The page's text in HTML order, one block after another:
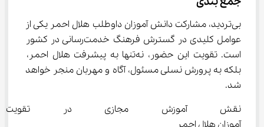
بی‌تردید، مشارکت دانش‌ آموزان داوطلب هلال احمر یکی از
عوامل کلیدی در گسترش فرهنگ خدمت‌رسانی در کشور
است. تقویت این حضور، نه‌تنها به پیشرفت هلال احمر،
بلکه به پرورش نسلی مسئول، آگاه و مهربان منجر خواهد
شد.
نقش آموزش مجازی در تقویت